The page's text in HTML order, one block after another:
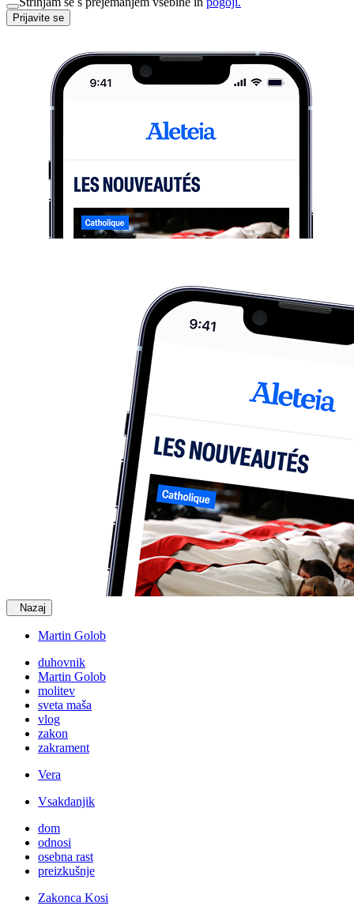
Prijavite se
Nazaj
Martin Golob
duhovnik
Martin Golob
molitev
sveta maša
vlog
zakon
zakrament
Vera
Vsakdanjik
dom
odnosi
osebna rast
preizkušnje
Zakonca Kosi